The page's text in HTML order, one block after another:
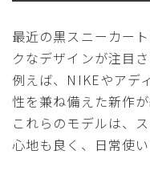
最近の黒スニーカー
クなデザインが注目さ
例えば、NIKEやアデ
性を兼ね備えた新作
これらのモデルは、
心地も良く、日常使い